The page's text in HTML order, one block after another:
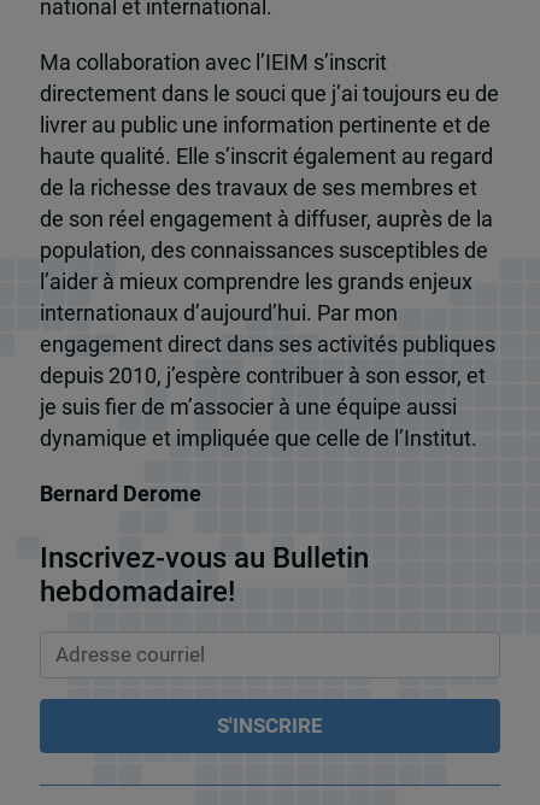
national et international.
Ma collaboration avec l’IEIM s’inscrit
directement dans le souci que j’ai toujours eu de
livrer au public une information pertinente et de
haute qualité. Elle s’inscrit également au regard
de la richesse des travaux de ses membres et
de son réel engagement à diffuser, auprès de la
population, des connaissances susceptibles de
l’aider à mieux comprendre les grands enjeux
internationaux d’aujourd’hui. Par mon
engagement direct dans ses activités publiques
depuis 2010, j’espère contribuer à son essor, et
je suis fier de m’associer à une équipe aussi
dynamique et impliquée que celle de l’Institut.
Bernard Derome
Inscrivez-vous au Bulletin
hebdomadaire!